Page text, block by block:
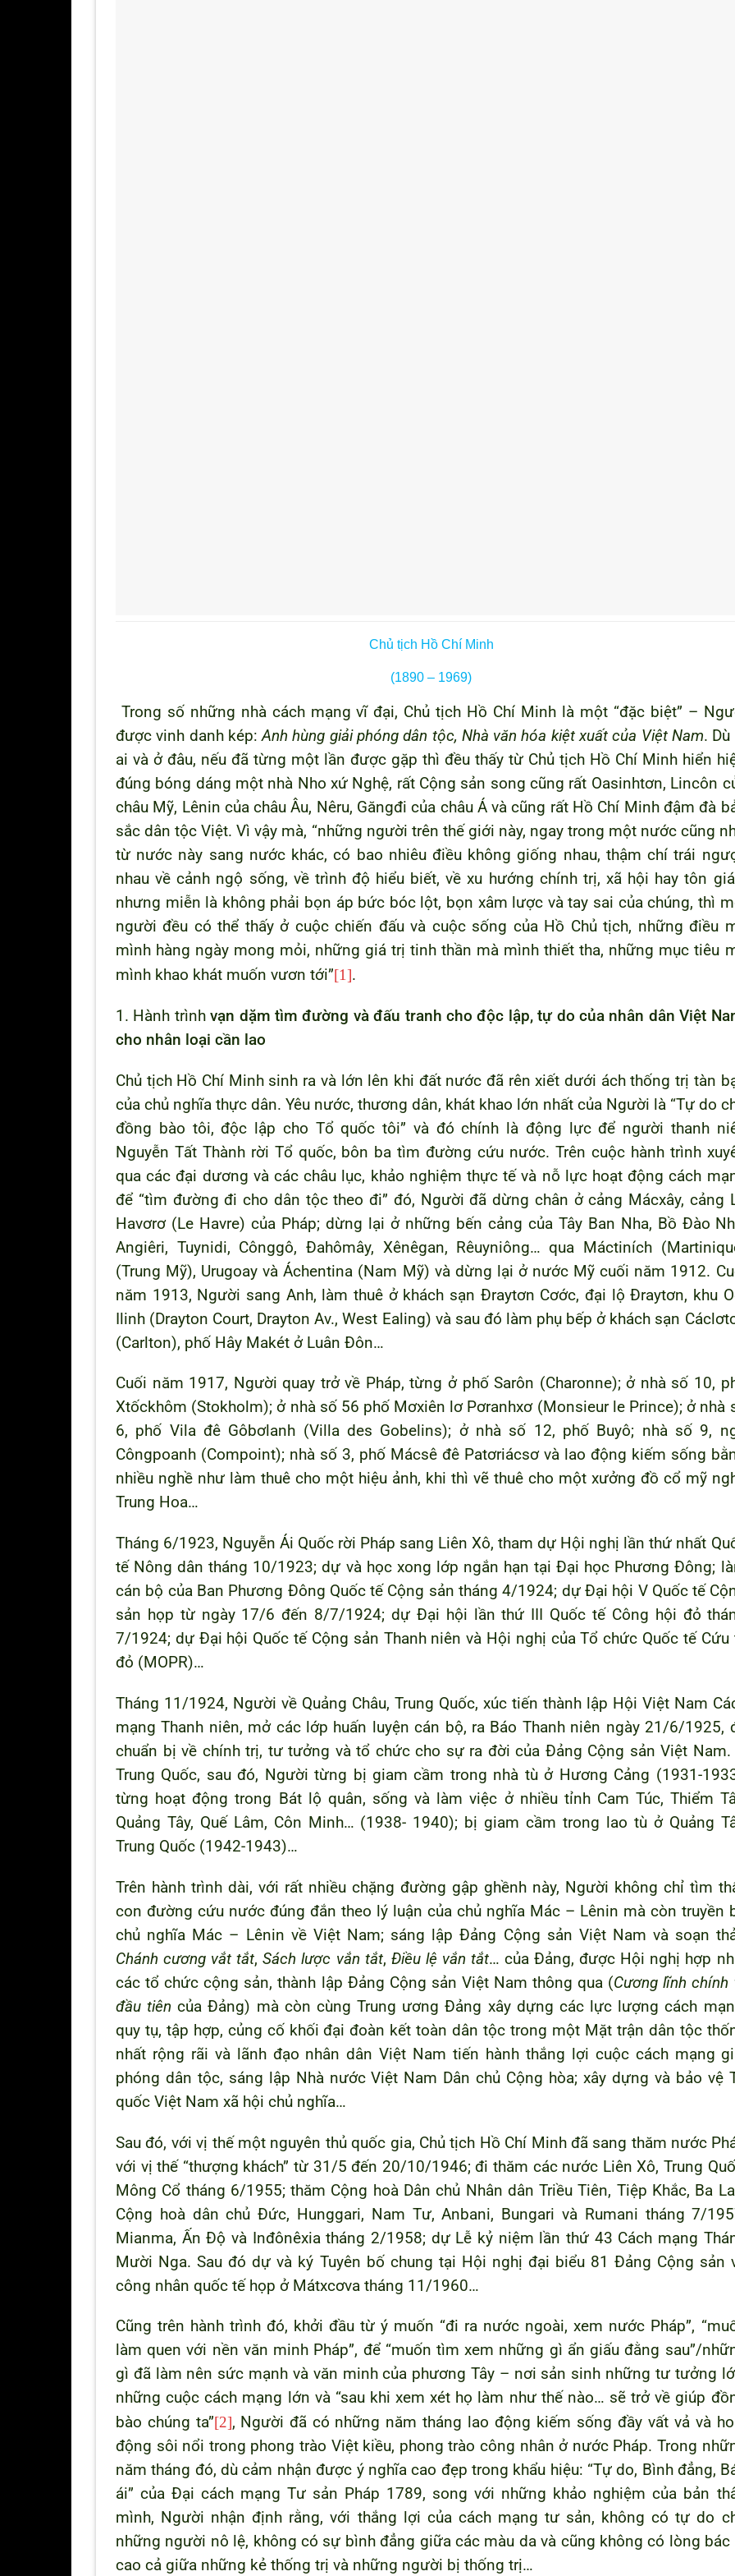
Chủ tịch Hồ Chí Minh
(1890 – 1969)
Trong số những nhà cách mạng vĩ đại, Chủ tịch Hồ Chí Minh là một “đặc biệt” –
được vinh danh kép:Anh hùng giải phóng dân tộc, Nhà văn hóa kiệt xuất của Việt Nam. Dù
ai và ở đâu, nếu đã từng một lần được gặp thì đều thấy từ Chủ tịch Hồ Chí Minh hiển
đúng bóng dáng một nhà Nho xứ Nghệ, rất Cộng sản song cũng rất Oasinhtơn, Lincôn
châu Mỹ, Lênin của châu Âu, Nêru, Găngđi của châu Á và cũng rất Hồ Chí Minh đậm đà
sắc dân tộc Việt. Vì vậy mà, “những người trên thế giới này, ngay trong một nước cũng
từ nước này sang nước khác, có bao nhiêu điều không giống nhau, thậm chí trái
nhau về cảnh ngộ sống, về trình độ hiểu biết, về xu hướng chính trị, xã hội hay tôn
nhưng miễn là không phải bọn áp bức bóc lột, bọn xâm lược và tay sai của chúng, thì
người đều có thể thấy ở cuộc chiến đấu và cuộc sống của Hồ Chủ tịch, những điều
mình hàng ngày mong mỏi, những giá trị tinh thần mà mình thiết tha, những mục tiêu
mình khao khát muốn vươn tới”[1].
1. Hành trình vạn dặm tìm đường và đấu tranh cho độc lập, tự do của nhân dân Việt
cho nhân loại cần lao
Chủ tịch Hồ Chí Minh sinh ra và lớn lên khi đất nước đã rên xiết dưới ách thống trị tàn
của chủ nghĩa thực dân. Yêu nước, thương dân, khát khao lớn nhất của Người là “Tự do
đồng bào tôi, độc lập cho Tổ quốc tôi” và đó chính là động lực để người thanh
Nguyễn Tất Thành rời Tổ quốc, bôn ba tìm đường cứu nước. Trên cuộc hành trình
qua các đại dương và các châu lục, khảo nghiệm thực tế và nỗ lực hoạt động cách
để “tìm đường đi cho dân tộc theo đi” đó, Người đã dừng chân ở cảng Mácxây, cảng
Havơrơ (Le Havre) của Pháp; dừng lại ở những bến cảng của Tây Ban Nha, Bồ Đào
Angiêri, Tuynidi, Cônggô, Đahômây, Xênêgan, Rêuyniông… qua Máctiních
(Trung Mỹ), Urugoay và Áchentina (Nam Mỹ) và dừng lại ở nước Mỹ cuối năm 1912.
năm 1913, Người sang Anh, làm thuê ở khách sạn Đraytơn Cơớc, đại lộ Đraytơn, khu
Ilinh (Drayton Court, Drayton Av., West Ealing) và sau đó làm phụ bếp ở khách sạn
(Carlton), phố Hây Makét ở Luân Đôn…
Cuối năm 1917, Người quay trở về Pháp, từng ở phố Sarôn (Charonne); ở nhà số 10,
Xtốckhôm (Stokholm); ở nhà số 56 phố Mơxiên lơ Pơranhxơ (Monsieur le Prince); ở nhà
6, phố Vila đê Gôbơlanh (Villa des Gobelins); ở nhà số 12, phố Buyô; nhà số 9,
Côngpoanh (Compoint); nhà số 3, phố Mácsê đê Patơriácsơ và lao động kiếm sống
nhiều nghề như làm thuê cho một hiệu ảnh, khi thì vẽ thuê cho một xưởng đồ cổ mỹ
Trung Hoa…
Tháng 6/1923, Nguyễn Ái Quốc rời Pháp sang Liên Xô, tham dự Hội nghị lần thứ nhất
tế Nông dân tháng 10/1923; dự và học xong lớp ngắn hạn tại Đại học Phương Đông;
cán bộ của Ban Phương Đông Quốc tế Cộng sản tháng 4/1924; dự Đại hội V Quốc tế
sản họp từ ngày 17/6 đến 8/7/1924; dự Đại hội lần thứ III Quốc tế Công hội đỏ
7/1924; dự Đại hội Quốc tế Cộng sản Thanh niên và Hội nghị của Tổ chức Quốc tế Cứu
đỏ (MOPR)…
Tháng 11/1924, Người về Quảng Châu, Trung Quốc, xúc tiến thành lập Hội Việt Nam
mạng Thanh niên, mở các lớp huấn luyện cán bộ, ra Báo Thanh niên ngày 21/6/1925,
chuẩn bị về chính trị, tư tưởng và tổ chức cho sự ra đời của Đảng Cộng sản Việt Nam.
Trung Quốc, sau đó, Người từng bị giam cầm trong nhà tù ở Hương Cảng (1931-
từng hoạt động trong Bát lộ quân, sống và làm việc ở nhiều tỉnh Cam Túc, Thiểm
Quảng Tây, Quế Lâm, Côn Minh… (1938- 1940); bị giam cầm trong lao tù ở Quảng
Trung Quốc (1942-1943)…
Trên hành trình dài, với rất nhiều chặng đường gập ghềnh này, Người không chỉ tìm
con đường cứu nước đúng đắn theo lý luận của chủ nghĩa Mác – Lênin mà còn truyền
chủ nghĩa Mác – Lênin về Việt Nam; sáng lập Đảng Cộng sản Việt Nam và soạn
Chánh cương vắt tắt,Sách lược vắn tắt, Điều lệ vắn tắt… của Đảng, được Hội nghị hợp
các tổ chức cộng sản, thành lập Đảng Cộng sản Việt Nam thông qua (Cương lĩnh chính
đầu tiên của Đảng) mà còn cùng Trung ương Đảng xây dựng các lực lượng cách
quy tụ, tập hợp, củng cố khối đại đoàn kết toàn dân tộc trong một Mặt trận dân tộc
nhất rộng rãi và lãnh đạo nhân dân Việt Nam tiến hành thắng lợi cuộc cách mạng
phóng dân tộc, sáng lập Nhà nước Việt Nam Dân chủ Cộng hòa; xây dựng và bảo vệ
quốc Việt Nam xã hội chủ nghĩa…
Sau đó, với vị thế một nguyên thủ quốc gia, Chủ tịch Hồ Chí Minh đã sang thăm nước
với vị thế “thượng khách” từ 31/5 đến 20/10/1946; đi thăm các nước Liên Xô, Trung
Mông Cổ tháng 6/1955; thăm Cộng hoà Dân chủ Nhân dân Triều Tiên, Tiệp Khắc, Ba
Cộng hoà dân chủ Đức, Hunggari, Nam Tư, Anbani, Bungari và Rumani tháng 7/
Mianma, Ấn Độ và Inđônêxia tháng 2/1958; dự Lễ kỷ niệm lần thứ 43 Cách mạng
Mười Nga. Sau đó dự và ký Tuyên bố chung tại Hội nghị đại biểu 81 Đảng Cộng sản
công nhân quốc tế họp ở Mátxcơva tháng 11/1960…
Cũng trên hành trình đó, khởi đầu từ ý muốn “đi ra nước ngoài, xem nước Pháp”,
làm quen với nền văn minh Pháp”, để “muốn tìm xem những gì ẩn giấu đằng sau”/
gì đã làm nên sức mạnh và văn minh của phương Tây – nơi sản sinh những tư tưởng
những cuộc cách mạng lớn và “sau khi xem xét họ làm như thế nào… sẽ trở về giúp
bào chúng ta”[2], Người đã có những năm tháng lao động kiếm sống đầy vất vả và
động sôi nổi trong phong trào Việt kiều, phong trào công nhân ở nước Pháp. Trong
năm tháng đó, dù cảm nhận được ý nghĩa cao đẹp trong khẩu hiệu: “Tự do, Bình đẳng,
ái” của Đại cách mạng Tư sản Pháp 1789, song với những khảo nghiệm của bản
mình, Người nhận định rằng, với thắng lợi của cách mạng tư sản, không có tự do
những người nô lệ, không có sự bình đẳng giữa các màu da và cũng không có lòng bác
cao cả giữa những kẻ thống trị và những người bị thống trị…